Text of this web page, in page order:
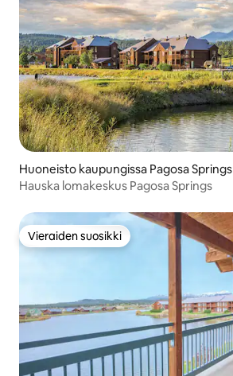
Huoneisto kaupungissa Pagosa Springs
Hauska lomakeskus Pagosa Springs
Vieraiden suosikki
Vieraiden suosikki